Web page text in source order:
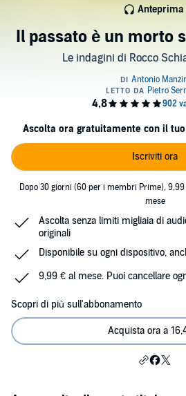
Il passato è un morto
Le indagini di Rocco
Anteprima
Ascolta ora gratuitamente con il
Iscriviti ora
Dopo 30 giorni (60 per i membri Prime),
mese
Ascolta senza limiti migliaia di
originali
Disponibile su ogni dispositivo,
9,99 € al mese. Puoi cancellare
Scopri di più sull'abbonamento
Acquista ora a